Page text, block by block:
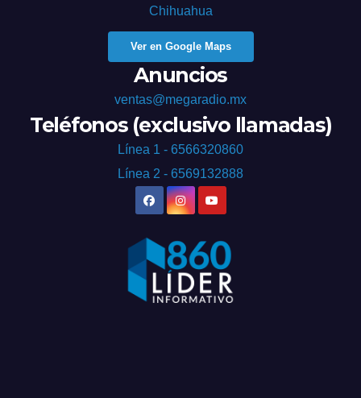
Chihuahua
Ver en Google Maps
Anuncios
ventas@megaradio.mx
Teléfonos (exclusivo llamadas)
Línea 1 - 6566320860
Línea 2 - 6569132888